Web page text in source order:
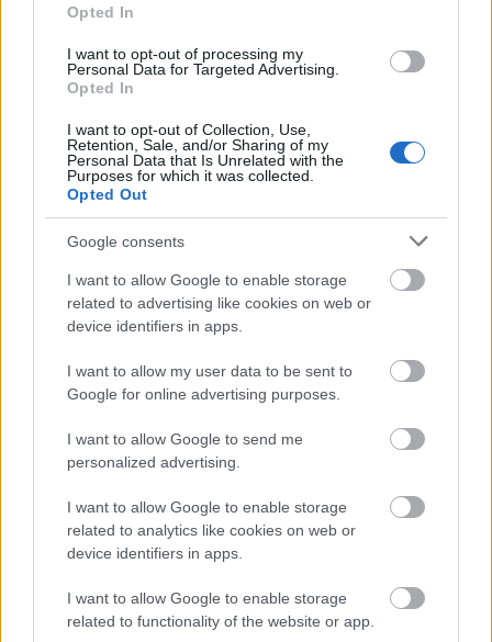
Opted In
I want to opt-out of processing my
Personal Data for Targeted Advertising.
Opted In
I want to opt-out of Collection, Use,
Retention, Sale, and/or Sharing of my
Personal Data that Is Unrelated with the
Purposes for which it was collected.
Opted Out
Google consents
I want to allow Google to enable storage
related to advertising like cookies on web or
device identifiers in apps.
I want to allow my user data to be sent to
Google for online advertising purposes.
I want to allow Google to send me
personalized advertising.
I want to allow Google to enable storage
related to analytics like cookies on web or
device identifiers in apps.
I want to allow Google to enable storage
related to functionality of the website or app.
Instagramján
Koncert Európa Zene Turné Zenekarok
POGÁNY INDULÓ MEGHÓDÍTJA EURÓPÁT - JÖN
TORI AMOS: AZ „IN TIMES OF DRAGONS”
ALBUMÁVAL ÉRKEZIK MAGYARORSZÁGRA